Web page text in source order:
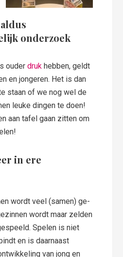
onderzoek
ouderdruk hebben, geldt
en jongeren. Het is dan
staan of we nog wel de
leuke dingen te doen!
aan tafel gaan zitten om
in ere
wordt veel (samen) ge-
wordt maar zelden
Spelen is niet
en is daarnaast
van jong en